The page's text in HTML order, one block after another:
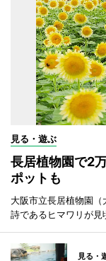
見る・遊ぶ
長居植物園で2
ポットも
大阪市立長居植物園
詩であるヒマワリが見
見る・